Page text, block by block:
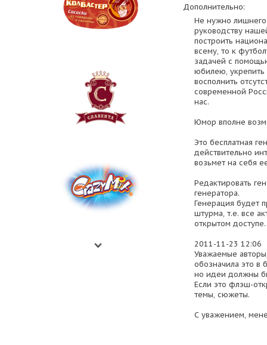
Дополнительно:
Не нужно лишнего
руководству
построить
всему, то к
задачей с
юбилею, укрепить
восполнить
современной
нас.
Юмор вполне
Это бесплатная
действительно
возьмет на себя
Редактировать
генератора.
Генерация будет
штурма, т.е. все
открытом доступе.
2011-11-23 12:06
Уважаемые
обозначила это в
но идеи должны
Если это флэш-
темы, сюжеты.
С уважением,